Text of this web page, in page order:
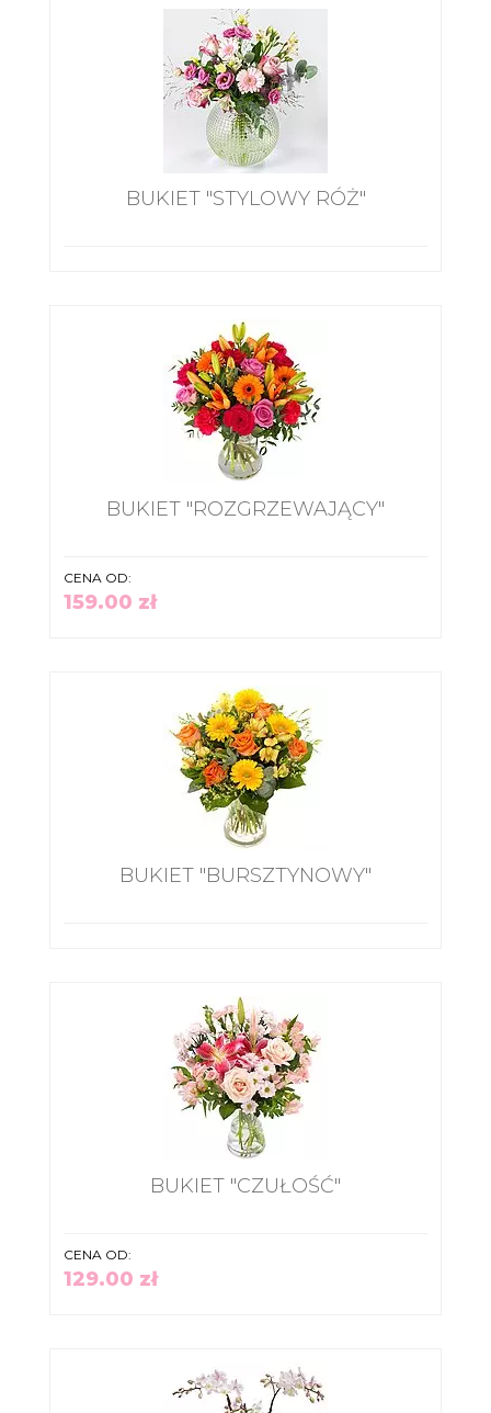
BUKIET "STYLOWY RÓŻ"
BUKIET "ROZGRZEWAJĄCY"
CENA OD:
159.00 zł
BUKIET "BURSZTYNOWY"
BUKIET "CZUŁOŚĆ"
CENA OD:
129.00 zł